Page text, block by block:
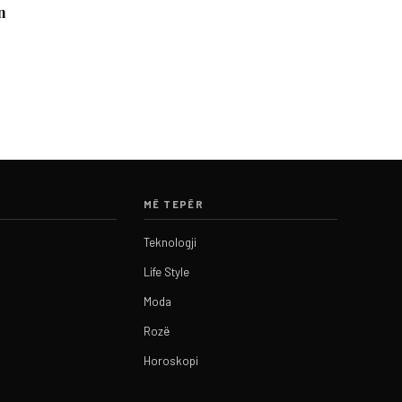
MË TEPËR
Teknologji
Life Style
Moda
Rozë
Horoskopi